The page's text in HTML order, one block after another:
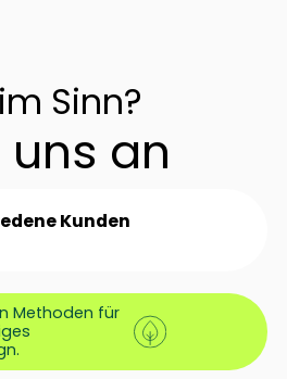
Sinn?
an
Kunden
Methoden für